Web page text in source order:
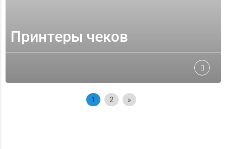
Принтеры чеков
1 2 »